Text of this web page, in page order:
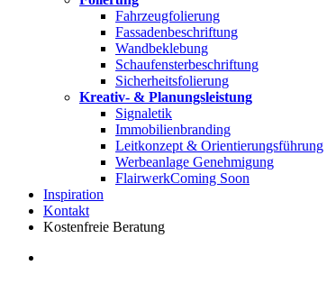
Fahrzeugfolierung
Fassadenbeschriftung
Wandbeklebung
Schaufensterbeschriftung
Sicherheitsfolierung
Kreativ- & Planungsleistung
Signaletik
Immobilienbranding
Leitkonzept & Orientierungsführung
Werbeanlage Genehmigung
FlairwerkComing Soon
Inspiration
Kontakt
Kostenfreie Beratung